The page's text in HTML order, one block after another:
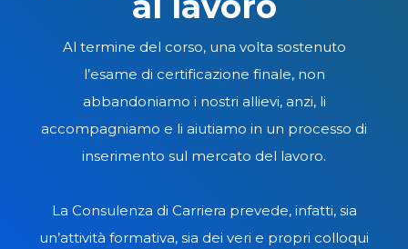
Al termine del corso, una volta sostenuto
l’esame di certificazione finale, non
abbandoniamo i nostri allievi, anzi, li
accompagniamo e li aiutiamo in un processo di
inserimento sul mercato del lavoro.
La Consulenza di Carriera prevede, infatti, sia
un’attività formativa, sia dei veri e propri colloqui